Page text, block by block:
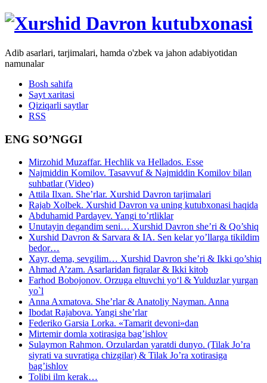
Adib asarlari, tarjimalari, hamda o'zbek va jahon adabiyotidan
namunalar
Bosh sahifa
Sayt xaritasi
Qiziqarli saytlar
RSS
ENG SO’NGGI
Mirzohid Muzaffar. Hechlik va Hellados. Esse
Najmiddin Komilov. Tasavvuf & Najmiddin Komilov bilan
suhbatlar (Video)
Attila Ilxan. She’rlar. Xurshid Davron tarjimalari
Rajab Xolbek. Xurshid Davron va uning kutubxonasi haqida
Abduhamid Pardayev. Yangi to’rtliklar
Unutayin degandim seni… Xurshid Davron she’ri & Qo’shiq
Xurshid Davron & Sarvara & IA. Sen kelar yo’llarga tikildim
bedor…
Xayr, dema, sevgilim… Xurshid Davron she’ri & Ikki qo’shiq
Ahmad A’zam. Asarlaridan fiqralar & Ikki kitob
Farhod Bobojonov. Orzuga eltuvchi yo‘l & Yulduzlar yurgan
yo`l
Anna Axmatova. She’rlar & Anatoliy Nayman. Anna
Ibodat Rajabova. Yangi she’rlar
Federiko Garsia Lorka. «Tamarit devoni»dan
Mirtemir domla xotirasiga bag’ishlov
Sulaymon Rahmon. Orzulardan yaratdi dunyo. (Tilak Jo’ra
siyrati va suvratiga chizgilar) & Tilak Jo’ra xotirasiga
bag’ishlov
Tolibi ilm kerak…